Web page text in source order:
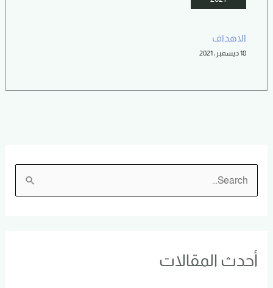
الاهداف
18 ديسمبر، 2021
ث
أحدث المقالات